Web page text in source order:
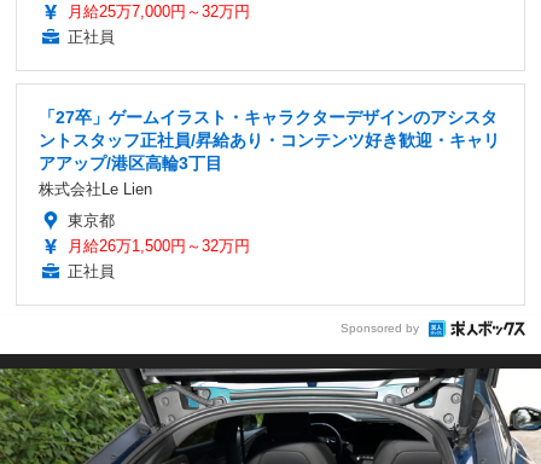
月給25万7,000円～32万円
正社員
「27卒」ゲームイラスト・キャラクターデザインのアシスタ
ントスタッフ正社員/昇給あり・コンテンツ好き歓迎・キャリ
アアップ/港区高輪3丁目
株式会社Le Lien
東京都
月給26万1,500円～32万円
正社員
Sponsored by